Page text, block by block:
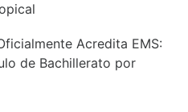
Acredita EMS:
de Bachillerato por